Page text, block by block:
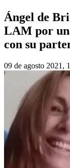
Ángel de
LAM por
con su
09 de agosto 2021,